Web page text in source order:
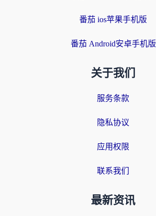
番茄 ios苹果手机版
番茄 Android安卓手机版
关于我们
服务条款
隐私协议
应用权限
联系我们
最新资讯